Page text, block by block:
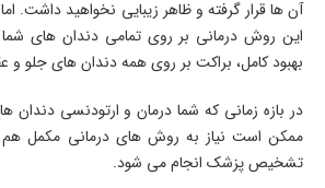
آن ها قرار گرفته و ظاهر زیبایی نخواهید داشت.
این روش درمانی بر روی تمامی دندان های
بهبود کامل، براکت بر روی همه دندان های جلو و
در بازه زمانی که شما درمان و ارتودنسی دندان
ممکن است نیاز به روش های درمانی مکمل هم
تشخیص پزشک انجام می شود.